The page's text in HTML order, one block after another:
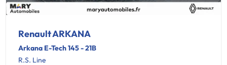
Renault ARKANA
Arkana E-Tech 145 - 21B
R.S. Line